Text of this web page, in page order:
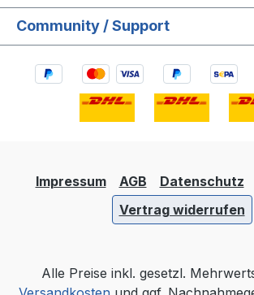
Community / Support
Impressum AGB Datenschutz
Vertrag widerrufen
Alle Preise inkl. gesetzl.